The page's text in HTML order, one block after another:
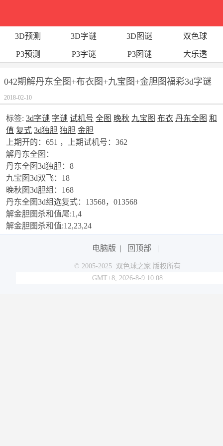
3D预测 3D字谜 3D图谜 双色球
P3预测 P3字谜 P3图谜 大乐透
042期解丹东全图+布衣图+九宝图+金胆图福彩3d字谜
2018-02-10
标签: 3d字谜 字谜 试机号 全图 晚秋 九宝图 布衣 丹东全图 和
值 复式 3d独胆 独胆 金胆
上期开的：651 ，上期试机号：362
解丹东全图：
丹东全图3d独胆：8
九宝图3d双飞：18
晚秋图3d胆组：168
丹东全图3d组选复式：13568，013568
解金胆图杀和值尾:1,4
解金胆图杀和值:12,23,24
电脑版 | 回顶部 |
© 2005-2025 双色球之家 版权所有
GMT+8, 2026-8-9 10:08